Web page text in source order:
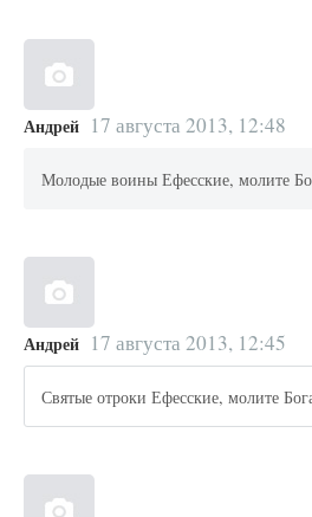
Андрей 17 августа 2013, 12:48
Молодые воины Ефесские, молите
Андрей 17 августа 2013, 12:45
Святые отроки Ефесские, молите